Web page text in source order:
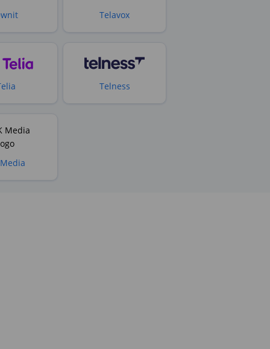
Telavox
Telness